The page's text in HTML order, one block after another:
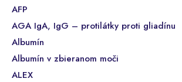
AFP
AGA IgA, IgG – protilátky proti gliadínu
Albumín
Albumín v zbieranom moči
ALEX